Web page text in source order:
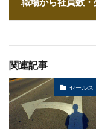
関連記事
セールス